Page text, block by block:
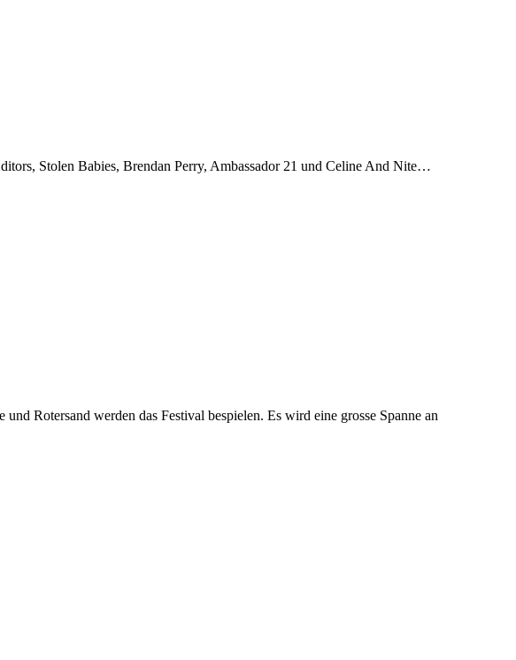
Stolen Babies, Brendan Perry, Ambassador 21 und Celine And Nite…